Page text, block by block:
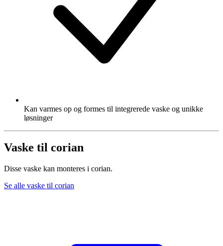
Kan varmes op og formes til integrerede vaske og unikke
løsninger
Vaske til corian
Disse vaske kan monteres i corian.
Se alle vaske til corian